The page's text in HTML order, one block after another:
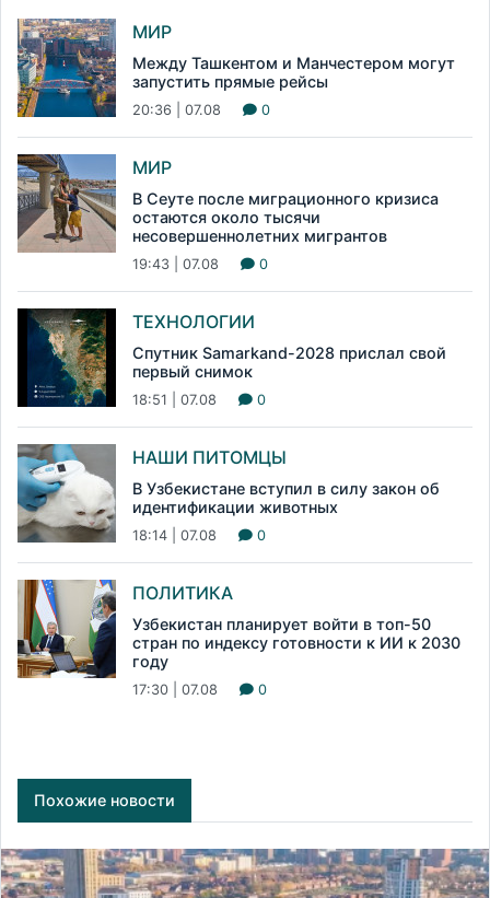
МИР
Между Ташкентом и Манчестером могут
запустить прямые рейсы
20:36 | 07.08 0
МИР
В Сеуте после миграционного кризиса
остаются около тысячи
несовершеннолетних мигрантов
19:43 | 07.08 0
ТЕХНОЛОГИИ
Спутник Samarkand-2028 прислал свой
первый снимок
18:51 | 07.08 0
НАШИ ПИТОМЦЫ
В Узбекистане вступил в силу закон об
идентификации животных
18:14 | 07.08 0
ПОЛИТИКА
Узбекистан планирует войти в топ-50
стран по индексу готовности к ИИ к 2030
году
17:30 | 07.08 0
Похожие новости